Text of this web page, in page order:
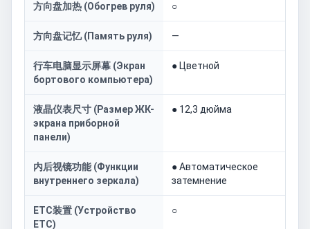
方向盘加热 (Обогрев руля) ○
方向盘记忆 (Память руля) —
行车电脑显示屏幕 (Экран
бортового компьютера)
● Цветной
液晶仪表尺寸 (Размер ЖК-
экрана приборной
панели)
● 12,3 дюйма
内后视镜功能 (Функции
внутреннего зеркала)
● Автоматическое
затемнение
ETC装置 (Устройство
ETC)
○